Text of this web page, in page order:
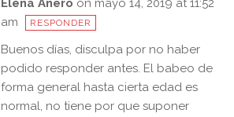
Elena Anero on mayo 14, 2019 at 11:52
am
RESPONDER
Buenos días, disculpa por no haber
podido responder antes. El babeo de
forma general hasta cierta edad es
normal, no tiene por que suponer